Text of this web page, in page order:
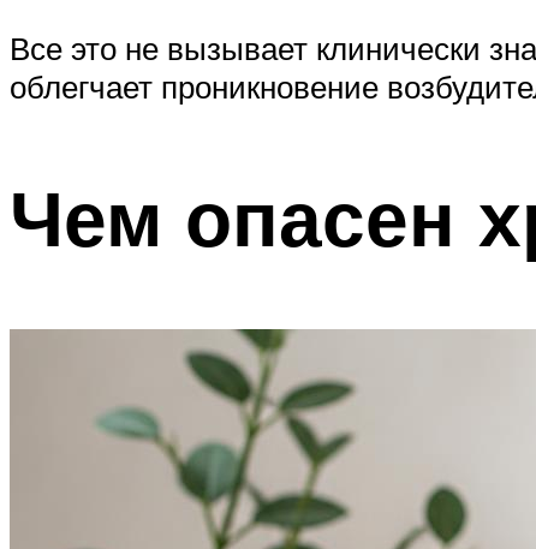
Все это не вызывает клинически
облегчает проникновение
Чем опасен